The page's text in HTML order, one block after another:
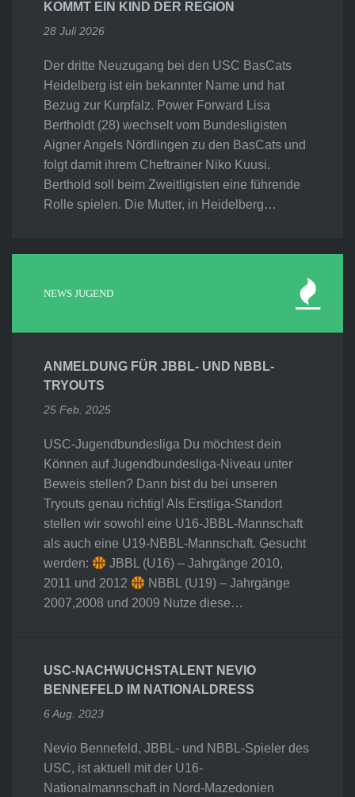
KOMMT EIN KIND DER REGION
28 Juli 2026
Der dritte Neuzugang bei den USC BasCats
Heidelberg ist ein bekannter Name und hat
Bezug zur Kurpfalz. Power Forward Lisa
Bertholdt (28) wechselt vom Bundesligisten
Aigner Angels Nördlingen zu den BasCats und
folgt damit ihrem Cheftrainer Niko Kuusi.
Berthold soll beim Zweitligisten eine führende
Rolle spielen. Die Mutter, in Heidelberg…
NEWS JUGEND
ANMELDUNG FÜR JBBL- UND NBBL-
TRYOUTS
25 Feb. 2025
USC-Jugendbundesliga Du möchtest dein
Können auf Jugendbundesliga-Niveau unter
Beweis stellen? Dann bist du bei unseren
Tryouts genau richtig! Als Erstliga-Standort
stellen wir sowohl eine U16-JBBL-Mannschaft
als auch eine U19-NBBL-Mannschaft. Gesucht
werden:
JBBL (U16) – Jahrgänge 2010,
2011 und 2012
NBBL (U19) – Jahrgänge
2007,2008 und 2009 Nutze diese…
USC-NACHWUCHSTALENT NEVIO
BENNEFELD IM NATIONALDRESS
6 Aug. 2023
Nevio Bennefeld, JBBL- und NBBL-Spieler des
USC, ist aktuell mit der U16-
Nationalmannschaft in Nord-Mazedonien